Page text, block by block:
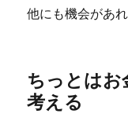
他にも機会があ
ちっとはお
考える